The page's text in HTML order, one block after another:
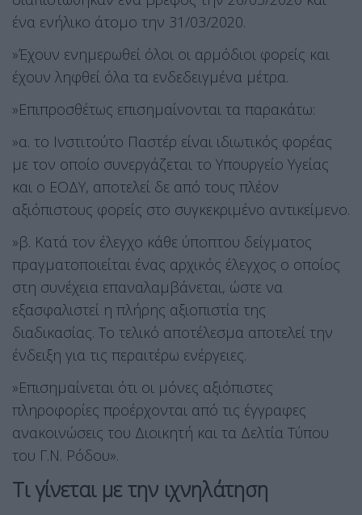
ένα ενήλικο άτομο την 31/03/2020.
»Έχουν ενημερωθεί όλοι οι αρμόδιοι φορείς και
έχουν ληφθεί όλα τα ενδεδειγμένα μέτρα.
»Επιπροσθέτως επισημαίνονται τα παρακάτω:
»α. το Ινστιτούτο Παστέρ είναι ιδιωτικός φορέας
με τον οποίο συνεργάζεται το Υπουργείο Υγείας
και ο ΕΟΔΥ, αποτελεί δε από τους πλέον
αξιόπιστους φορείς στο συγκεκριμένο αντικείμενο.
»β. Κατά τον έλεγχο κάθε ύποπτου δείγματος
πραγματοποιείται ένας αρχικός έλεγχος ο οποίος
στη συνέχεια επαναλαμβάνεται, ώστε να
εξασφαλιστεί η πλήρης αξιοπιστία της
διαδικασίας. Το τελικό αποτέλεσμα αποτελεί την
ένδειξη για τις περαιτέρω ενέργειες.
»Επισημαίνεται ότι οι μόνες αξιόπιστες
πληροφορίες προέρχονται από τις έγγραφες
ανακοινώσεις του Διοικητή και τα Δελτία Τύπου
του Γ.Ν. Ρόδου».
Τι γίνεται με την ιχνηλάτηση